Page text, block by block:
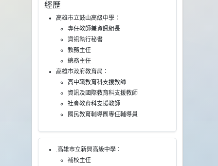
經歷
高雄市立鼓山高級中學：
專任教師兼資訊組長
資訊執行秘書
教務主任
總務主任
高雄市政府教育局：
高中職教育科支援教師
資訊及國際教育科支援教師
社會教育科支援教師
國民教育輔導團專任輔導員
.高雄市立新興高級中學：
補校主任